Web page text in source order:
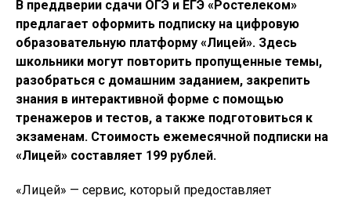
В преддверии сдачи ОГЭ и ЕГЭ «Ростелеком»
предлагает оформить подписку на цифровую
образовательную платформу «Лицей». Здесь
школьники могут повторить пропущенные темы,
разобраться с домашним заданием, закрепить
знания в интерактивной форме с помощью
тренажеров и тестов, а также подготовиться к
экзаменам. Стоимость ежемесячной подписки на
«Лицей» составляет 199 рублей.
«Лицей» — сервис, который предоставляет